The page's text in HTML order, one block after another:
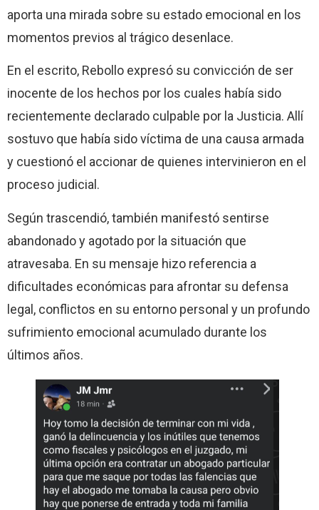
aporta una mirada sobre su estado emocional en los
momentos previos al trágico desenlace.
En el escrito, Rebollo expresó su convicción de ser
inocente de los hechos por los cuales había sido
recientemente declarado culpable por la Justicia. Allí
sostuvo que había sido víctima de una causa armada
y cuestionó el accionar de quienes intervinieron en el
proceso judicial.
Según trascendió, también manifestó sentirse
abandonado y agotado por la situación que
atravesaba. En su mensaje hizo referencia a
dificultades económicas para afrontar su defensa
legal, conflictos en su entorno personal y un profundo
sufrimiento emocional acumulado durante los
últimos años.